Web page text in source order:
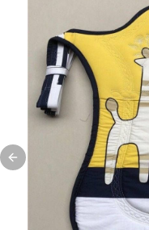
Previous slide